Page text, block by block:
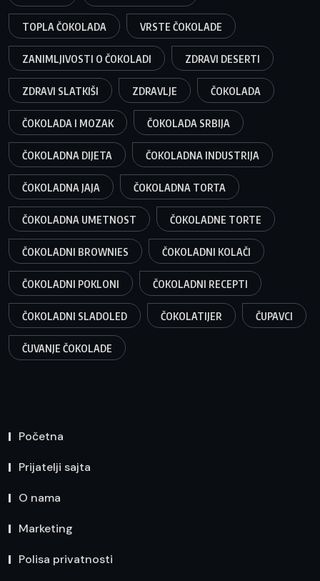
TOPLA ČOKOLADA VRSTE ČOKOLADE
ZANIMLJIVOSTI O ČOKOLADI ZDRAVI DESERTI
ZDRAVI SLATKIŠI ZDRAVLJE ČOKOLADA
ČOKOLADA I MOZAK ČOKOLADA SRBIJA
ČOKOLADNA DIJETA ČOKOLADNA INDUSTRIJA
ČOKOLADNA JAJA ČOKOLADNA TORTA
ČOKOLADNA UMETNOST ČOKOLADNE TORTE
ČOKOLADNI BROWNIES ČOKOLADNI KOLAČI
ČOKOLADNI POKLONI ČOKOLADNI RECEPTI
ČOKOLADNI SLADOLED ČOKOLATIJER ČUPAVCI
ČUVANJE ČOKOLADE
Početna
Prijatelji sajta
O nama
Marketing
Polisa privatnosti